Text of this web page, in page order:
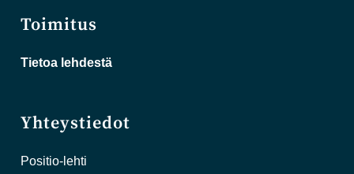
Toimitus
Tietoa lehdestä
Yhteystiedot
Positio-lehti